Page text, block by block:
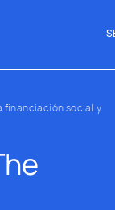
financiación social y